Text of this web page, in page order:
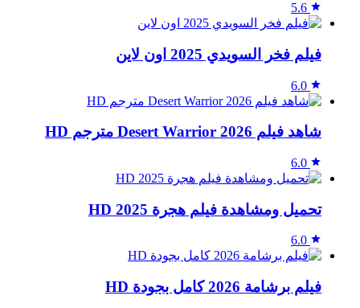
5.6
فيلم فخر السويدي 2025 اون لاين
6.0
شاهد فيلم Desert Warrior 2026 مترجم HD
6.0
تحميل ومشاهدة فيلم هجرة 2025 HD
6.0
فيلم برشامة 2026 كامل بجودة HD